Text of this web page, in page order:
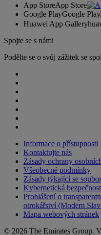
App StoreApp Store
Google PlayGoogle Play
Huawei App Gallery
Spojte se s námi
Podělte se o svůj zážitek se
Informace o přístupnosti
Kontaktujte nás
Zásady ochrany
Všeobecné podmínky
Zásady týkající se
Kybernetická bezpečnost
Prohlášení o
otrokářství (Modern
Mapa webových stránek
© 2026 The Emirates Group.